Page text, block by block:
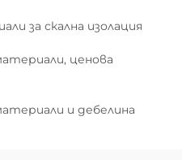
за скална изолация
ценова
и дебелина